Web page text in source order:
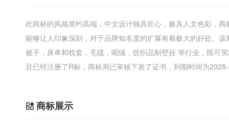
此商标的风格简约高端，中文设计独具匠心，极具人文色彩，
能够让人印象深刻，对于品牌知名度的扩展有着极大的好处。
被子，床单和枕套，毛毯，呢绒，纺织品制壁挂 等行业，既可
且已经注册了R标，商标局已审核下发了证书，到期时间为
商标展示